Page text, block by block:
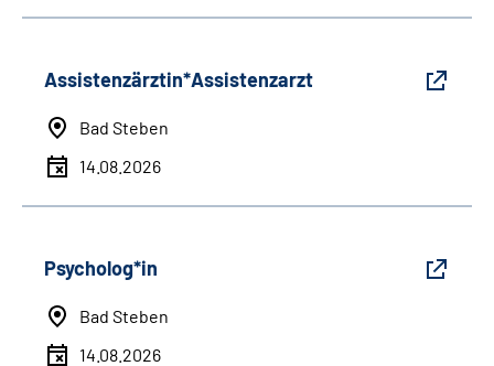
Assistenzärztin*Assistenzarzt
Bad Steben
14.08.2026
Psycholog*in
Bad Steben
14.08.2026